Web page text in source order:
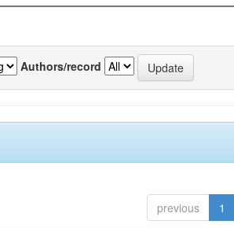
Authors/record
previous 1